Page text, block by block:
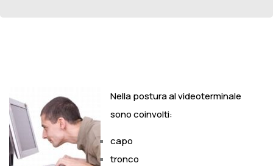
Nella postura al videoterminale
sono coinvolti:
capo
tronco